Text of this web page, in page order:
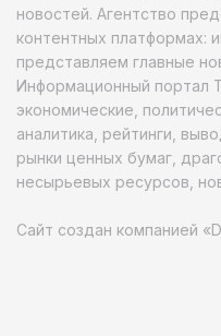
новостей. Агентство
контентных платформах:
представляем главные
Информационный портал
экономические,
аналитика, рейтинги,
рынки ценных бумаг,
несырьевых ресурсов,
Сайт создан компанией